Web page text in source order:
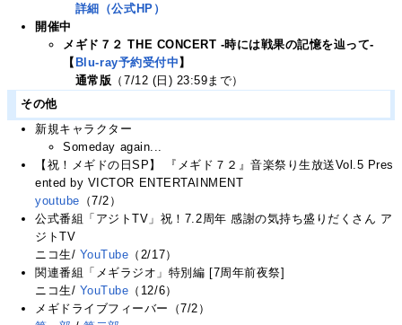
詳細（公式HP）
開催中
メギド７２ THE CONCERT -時には戦果の記憶を辿って-
【 Blu-ray予約受付中 】
通常版 （7/12 (日) 23:59まで）
その他
新規キャラクター
Someday again...
【祝！メギドの日SP】 『メギド７２』音楽祭り生放送Vol.5 Pres
ented by VICTOR ENTERTAINMENT
youtube （7/2）
公式番組「アジトTV」祝！7.2周年 感謝の気持ち盛りだくさん ア
ジトTV
ニコ生/ YouTube （2/17）
関連番組「メギラジオ」特別編 [7周年前夜祭]
ニコ生/ YouTube （12/6）
メギドライブフィーバー（7/2）